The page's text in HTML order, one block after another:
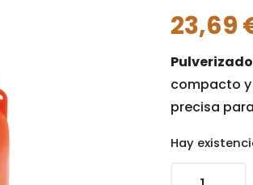
23,69
compacto y
precisa
Hay